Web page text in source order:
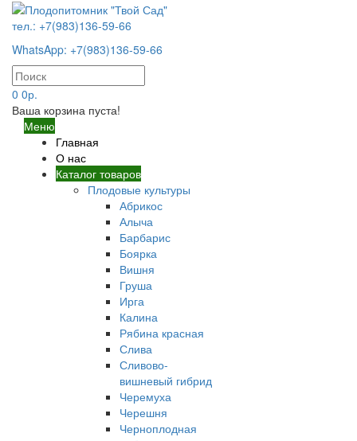
тел.: +7(983)136-59-66
WhatsApp: +7(983)136-59-66
0 0р.
Ваша корзина пуста!
Меню
Главная
О нас
Каталог товаров
Плодовые культуры
Абрикос
Алыча
Барбарис
Боярка
Вишня
Груша
Ирга
Калина
Рябина красная
Слива
Сливово-
вишневый гибрид
Черемуха
Черешня
Черноплодная